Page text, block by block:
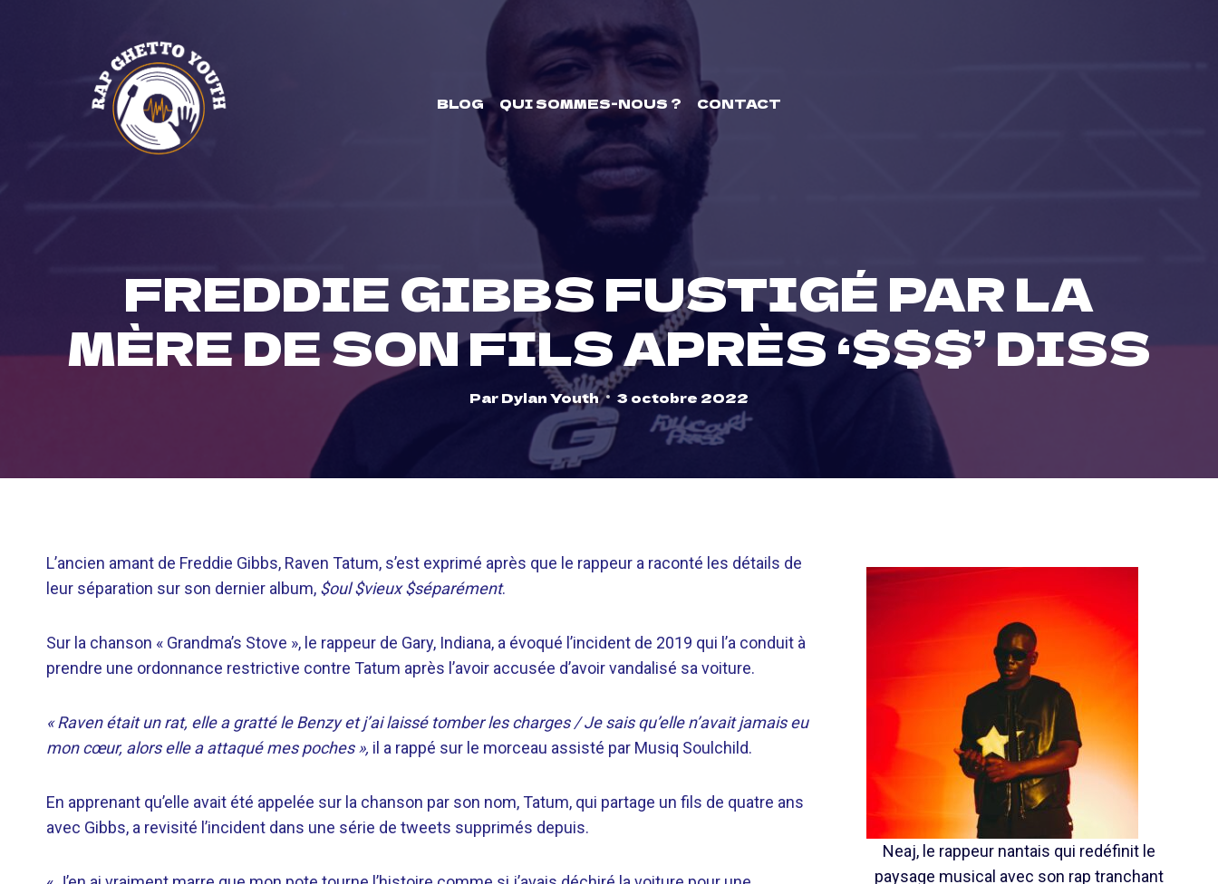
BLOG QUI SOMMES-NOUS ? CONTACT
FREDDIE GIBBS FUSTIGÉ PAR LA
MÈRE DE SON FILS APRÈS ‘$$$’ DISS
ParDylan Youth 3 octobre 2022
L’ancien amant de Freddie Gibbs, Raven Tatum, s’est exprimé après que le rappeur a raconté les détails de
leur séparation sur son dernier album, $oul $vieux $séparément.
Sur la chanson « Grandma’s Stove », le rappeur de Gary, Indiana, a évoqué l’incident de 2019 qui l’a conduit à
prendre une ordonnance restrictive contre Tatum après l’avoir accusée d’avoir vandalisé sa voiture.
« Raven était un rat, elle a gratté le Benzy et j’ai laissé tomber les charges / Je sais qu’elle n’avait jamais eu
mon cœur, alors elle a attaqué mes poches », il a rappé sur le morceau assisté par Musiq Soulchild.
En apprenant qu’elle avait été appelée sur la chanson par son nom, Tatum, qui partage un fils de quatre ans
avec Gibbs, a revisité l’incident dans une série de tweets supprimés depuis.
Neaj, le rappeur nantais qui redéfinit le
paysage musical avec son rap tranchant